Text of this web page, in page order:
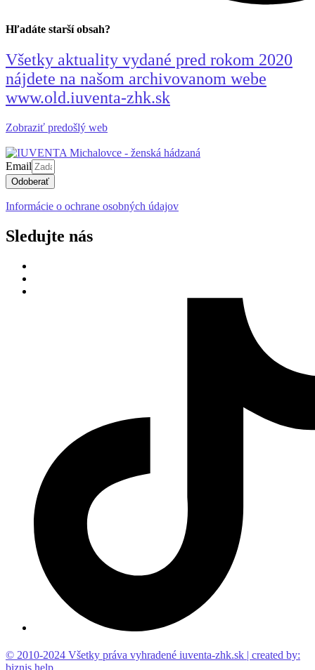
Hľadáte starší obsah?
Všetky aktuality vydané pred rokom 2020
nájdete na našom archivovanom webe
www.old.iuventa-zhk.sk
Zobraziť predošlý web
Email
Odoberať
Informácie o ochrane osobných údajov
Sledujte nás
© 2010-2024 Všetky práva vyhradené iuventa-zhk.sk | created by: